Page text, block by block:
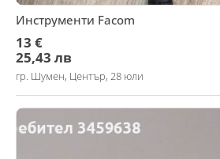
Инструменти Facom
13 €
25,43 лв
гр. Шумен, Център, 28 юли